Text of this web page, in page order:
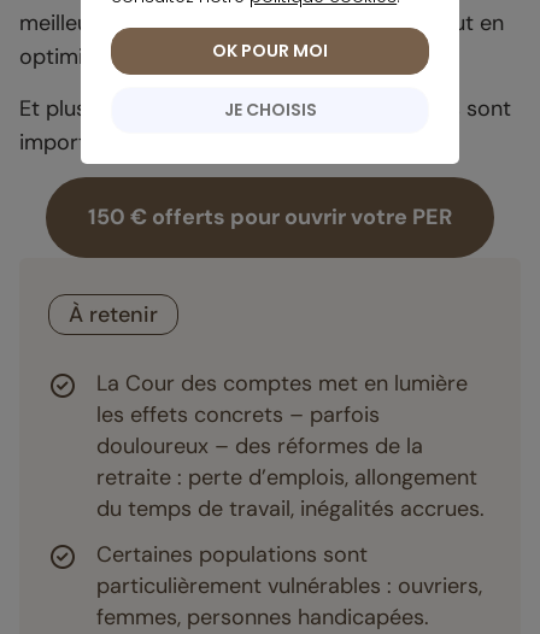
meilleurs outils pour préparer sa retraite tout en
optimisant sa fiscalité.
Et plus on commence tôt, plus les bénéfices sont
importants. Alors, pourquoi attendre ?
150 € offerts pour ouvrir votre PER
À retenir
La Cour des comptes met en lumière
les effets concrets – parfois
douloureux – des réformes de la
retraite : perte d’emplois, allongement
du temps de travail, inégalités accrues.
Certaines populations sont
particulièrement vulnérables : ouvriers,
femmes, personnes handicapées.
JE CHOISIS
OK POUR MOI